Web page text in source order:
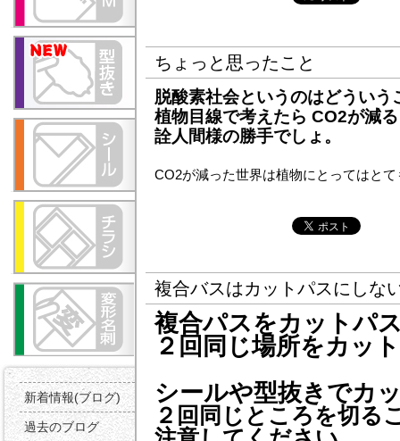
新着情報(ブログ)
過去のブログ
ちょっと思ったこと
脱酸素社会というのはどういう
植物目線で考えたら CO2が減
詮人間様の勝手でしょ。
CO2が減った世界は植物にとってはと
複合バスはカットパスにしな
複合パスをカットパ
２回同じ場所をカッ
シールや型抜きでカ
２回同じところを切る